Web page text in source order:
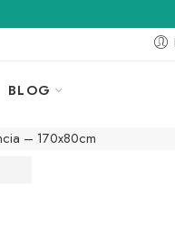
BLOG
– 170x80cm